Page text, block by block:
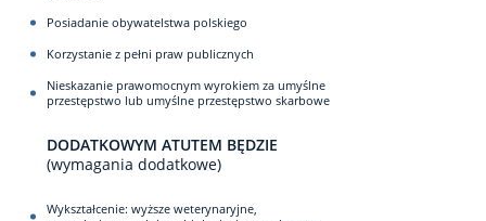
Posiadanie obywatelstwa polskiego
Korzystanie z pełni praw publicznych
Nieskazanie prawomocnym wyrokiem za umyślne
przestępstwo lub umyślne przestępstwo skarbowe
DODATKOWYM ATUTEM BĘDZIE
(wymagania dodatkowe)
Wykształcenie: wyższe weterynaryjne,